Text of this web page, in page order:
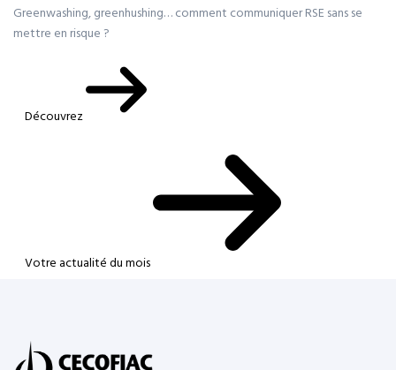
Greenwashing, greenhushing… comment communiquer RSE sans se
mettre en risque ?
Découvrez
Votre actualité du mois